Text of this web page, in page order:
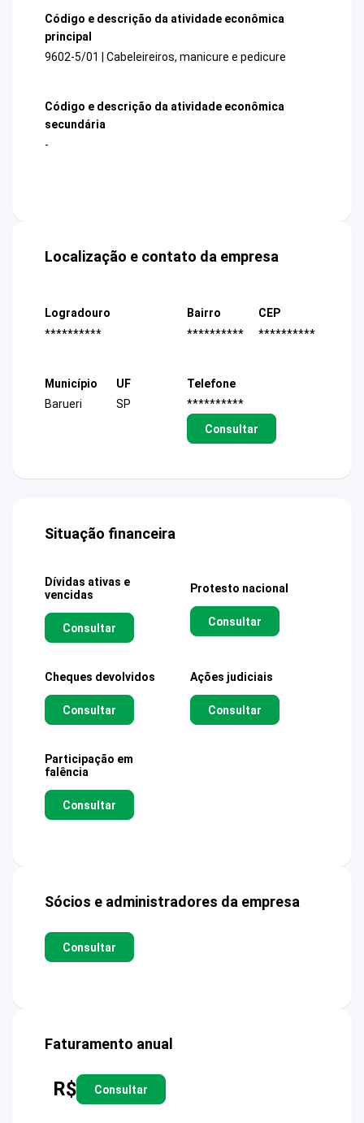
Código e descrição da atividade econômica
principal
9602-5/01 | Cabeleireiros, manicure e pedicure
Código e descrição da atividade econômica
secundária
-
Localização e contato da empresa
Logradouro
**********
Bairro
**********
CEP
**********
Município
Barueri
UF
SP
Telefone
**********
Consultar
Situação financeira
Dívidas ativas e
vencidas
Consultar
Protesto nacional
Consultar
Cheques devolvidos
Consultar
Ações judiciais
Consultar
Participação em
falência
Consultar
Sócios e administradores da empresa
Consultar
Faturamento anual
R$ Consultar